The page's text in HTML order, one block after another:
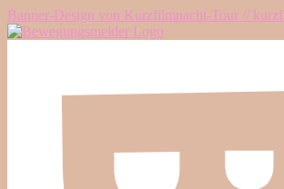
Banner-Design von Kurzfilmnacht-Tour //